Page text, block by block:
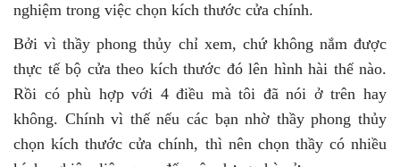
nghiệm trong việc chọn kích thước cửa chính.
Bởi vì thầy phong thủy chỉ xem, chứ không nắm được
thực tế bộ cửa theo kích thước đó lên hình hài thế nào.
Rồi có phù hợp với 4 điều mà tôi đã nói ở trên hay
không. Chính vì thế nếu các bạn nhờ thầy phong thủy
chọn kích thước cửa chính, thì nên chọn thầy có nhiều